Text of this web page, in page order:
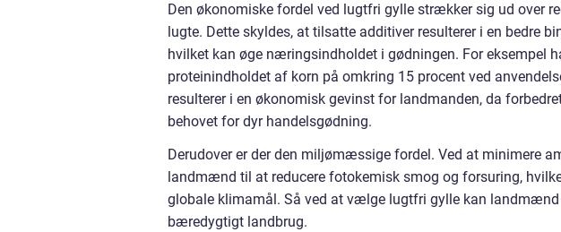
Den økonomiske fordel ved lugtfri gylle strækker sig ud over
lugte. Dette skyldes, at tilsatte additiver resulterer i en bedre
hvilket kan øge næringsindholdet i gødningen. For eksempel
proteinindholdet af korn på omkring 15 procent ved
resulterer i en økonomisk gevinst for landmanden, da
behovet for dyr handelsgødning.
Derudover er der den miljømæssige fordel. Ved at minimere
landmænd til at reducere fotokemisk smog og forsuring,
globale klimamål. Så ved at vælge lugtfri gylle kan landmænd
bæredygtigt landbrug.